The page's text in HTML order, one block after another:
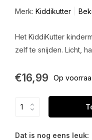
Merk: Kiddikutter
Het KiddiKutter
zelf te snijden. Licht,
€16,99 Op
Dat is nog eens leuk: